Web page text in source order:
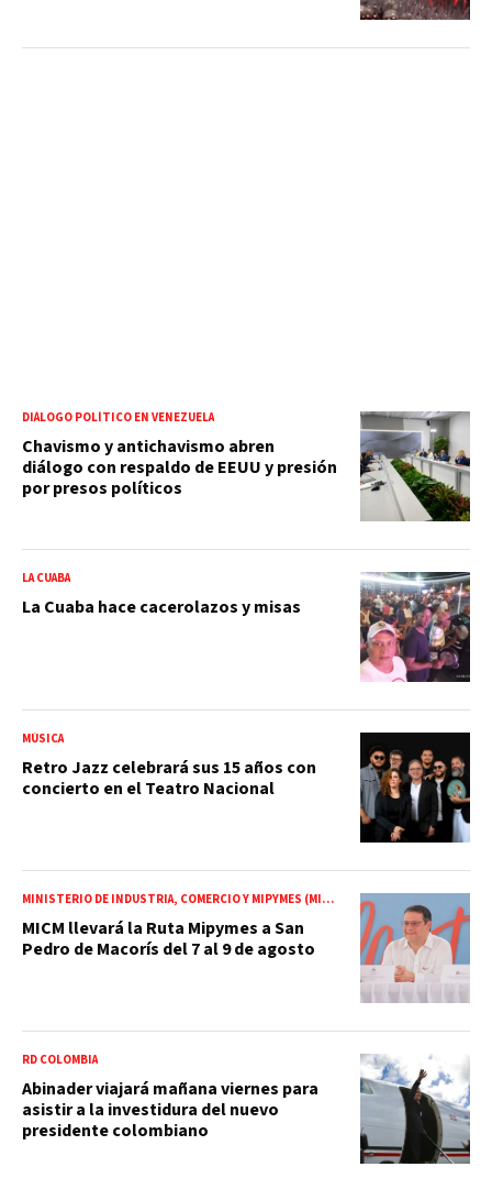
DIÁLOGO POLÍTICO EN VENEZUELA
Chavismo y antichavismo abren
diálogo con respaldo de EEUU y presión
por presos políticos
LA CUABA
La Cuaba hace cacerolazos y misas
MÚSICA
Retro Jazz celebrará sus 15 años con
concierto en el Teatro Nacional
MINISTERIO DE INDUSTRIA, COMERCIO Y MIPYMES (MICM)
MICM llevará la Ruta Mipymes a San
Pedro de Macorís del 7 al 9 de agosto
RD COLOMBIA
Abinader viajará mañana viernes para
asistir a la investidura del nuevo
presidente colombiano